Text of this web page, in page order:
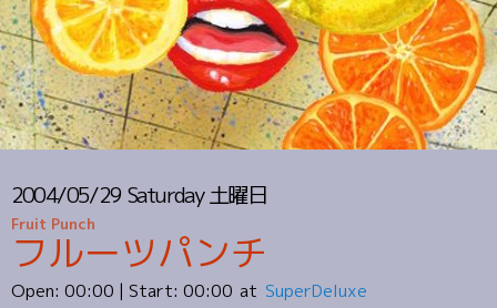
2004/05/29 Saturday土曜日
Fruit Punch
フルーツパンチ
Open: 00:00 | Start: 00:00
SuperDeluxe